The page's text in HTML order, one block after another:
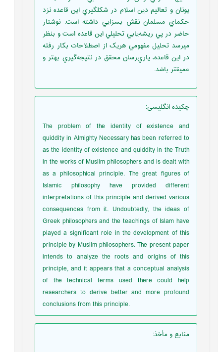
يونان و تعاليم دين اسلام در شکلگيري اين قاعده نزد
حکماي مسلمان نقش بسزايي داشته است. نوشتار
حاضر در پي ريشه‌يابي تحليلي اين قاعده است و بنظر
ميرسد تحليل مفهومي هريک از اصطلاحات بکار رفته
در اين قاعده، ياري‌رسان محقق در نتيجه‌گيري بهتر و
عميقتر باشد.
چکیده انگلیسی:
The problem of the identity of existence and
quiddity in Almighty Necessary has been referred to
as the identity of existence and quiddity in the Truth
in the works of Muslim philosophers and is dealt with
as a philosophical principle. The great figures of
Islamic philosophy have provided different
interpretations of this principle and derived various
consequences from it. Undoubtedly, the ideas of
Greek philosophers and the teachings of Islam have
played a significant role in the development of this
principle by Muslim philosophers. The present paper
intends to analyze the roots and origins of this
principle, and it appears that a conceptual analysis
of the technical terms used there could help
researchers to derive better and more profound
conclusions from this principle.
منابع و مأخذ: